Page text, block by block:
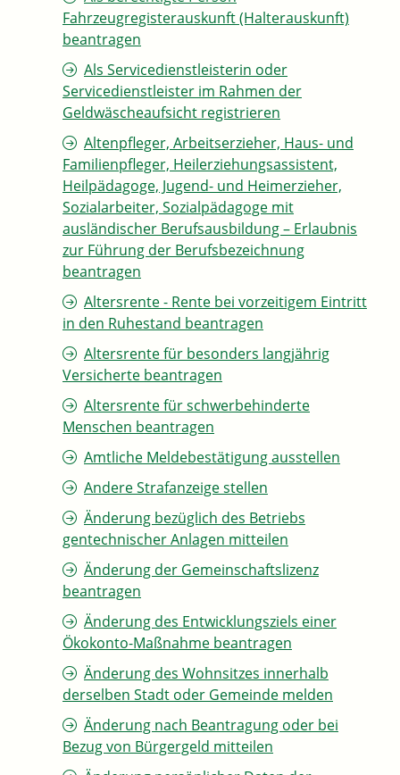
Fahrzeugregisterauskunft (Halterauskunft)
beantragen
Als Servicedienstleisterin oder
Servicedienstleister im Rahmen der
Geldwäscheaufsicht registrieren
Altenpfleger, Arbeitserzieher, Haus- und
Familienpfleger, Heilerziehungsassistent,
Heilpädagoge, Jugend- und Heimerzieher,
Sozialarbeiter, Sozialpädagoge mit
ausländischer Berufsausbildung – Erlaubnis
zur Führung der Berufsbezeichnung
beantragen
Altersrente - Rente bei vorzeitigem Eintritt
in den Ruhestand beantragen
Altersrente für besonders langjährig
Versicherte beantragen
Altersrente für schwerbehinderte
Menschen beantragen
Amtliche Meldebestätigung ausstellen
Andere Strafanzeige stellen
Änderung bezüglich des Betriebs
gentechnischer Anlagen mitteilen
Änderung der Gemeinschaftslizenz
beantragen
Änderung des Entwicklungsziels einer
Ökokonto-Maßnahme beantragen
Änderung des Wohnsitzes innerhalb
derselben Stadt oder Gemeinde melden
Änderung nach Beantragung oder bei
Bezug von Bürgergeld mitteilen